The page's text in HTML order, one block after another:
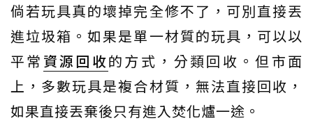
倘若玩具真的壞掉完全修不了，可別直接丟
進垃圾箱。如果是單一材質的玩具，可以以
平常 資源回收的方式，分類回收。但市面
上，多數玩具是複合材質，無法直接回收，
如果直接丟棄後只有進入焚化爐一途。